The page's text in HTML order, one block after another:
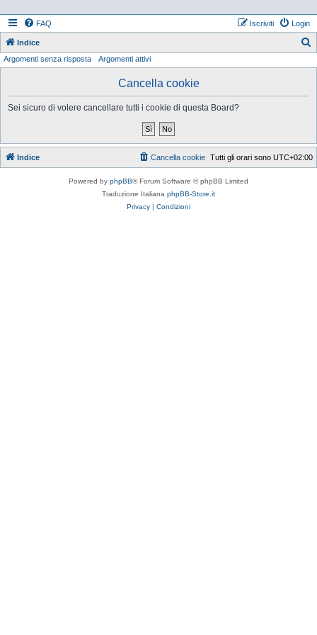
FAQ Login
Iscriviti
Indice
Argomenti senza risposta Argomenti attivi
Cancella cookie
Sei sicuro di volere cancellare tutti i cookie di questa Board?
Indice Tutti gli orari sono UTC+02:00
Cancella cookie
Powered by phpBB® Forum Software © phpBB Limited
Traduzione Italiana phpBB-Store.it
Privacy | Condizioni